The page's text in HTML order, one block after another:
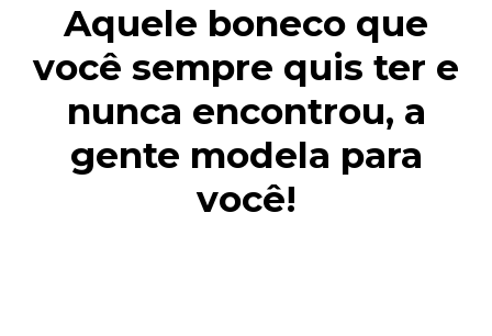
Aquele boneco que
você sempre quis ter e
nunca encontrou, a
gente modela para
você!